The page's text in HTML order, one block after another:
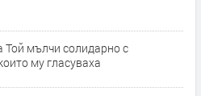
Той мълчи солидарно с
му гласуваха